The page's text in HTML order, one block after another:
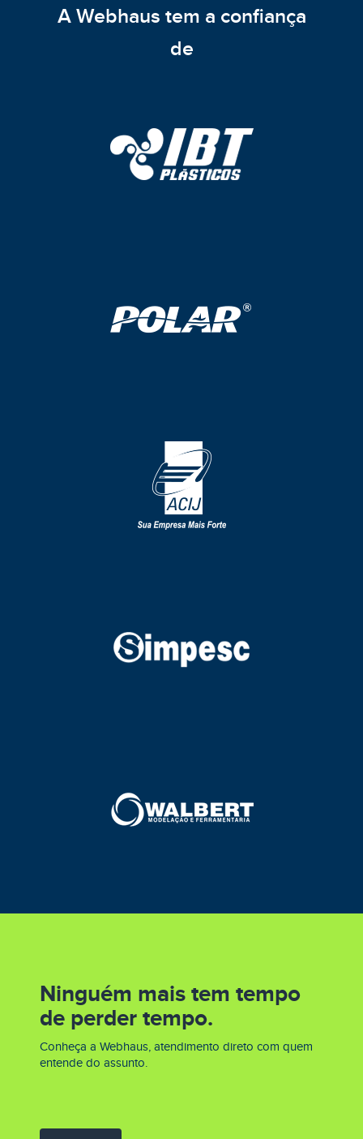
A Webhaus tem a confiança
de
Ninguém mais tem tempo
de perder tempo.
Conheça a Webhaus, atendimento direto com quem
entende do assunto.